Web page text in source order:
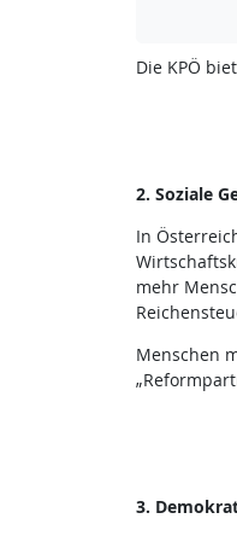
Die KPÖ
2. Soziale
In
mehr
Menschen
3.